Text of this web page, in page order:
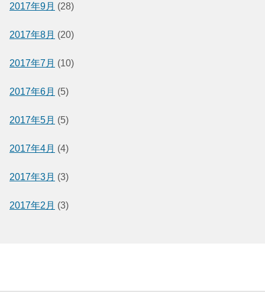
2017年9月 (28)
2017年8月 (20)
2017年7月 (10)
2017年6月 (5)
2017年5月 (5)
2017年4月 (4)
2017年3月 (3)
2017年2月 (3)